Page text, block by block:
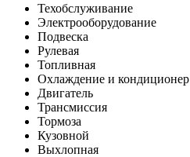
Техобслуживание
Электрооборудование
Подвеска
Рулевая
Топливная
Охлаждение и кондиционер
Двигатель
Трансмиссия
Тормоза
Кузовной
Выхлопная